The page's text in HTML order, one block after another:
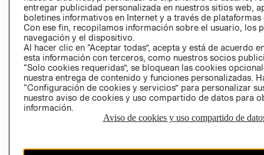
Perú (S/)
CAMBIAR REGIÓN
El contenido de esta página web está protegido por copyright y es
entregar publicidad personalizada en nuestros sitios web,
boletines informativos en Internet y a través de plataformas
Con ese fin, recopilamos información sobre el usuario, los
navegación y el dispositivo.
Al hacer clic en “Aceptar todas”, acepta y está de acuerdo
esta información con terceros, como nuestros socios
“Solo cookies requeridas”, se bloquean las cookies
nuestra entrega de contenido y funciones personalizadas.
“Configuración de cookies y servicios” para personalizar
nuestro aviso de cookies y uso compartido de datos para
información.
Aviso de cookies y uso compartido de